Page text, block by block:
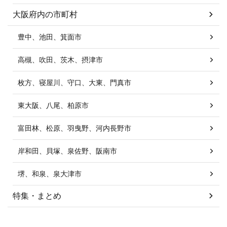
大阪府内の市町村
豊中、池田、箕面市
高槻、吹田、茨木、摂津市
枚方、寝屋川、守口、大東、門真市
東大阪、八尾、柏原市
富田林、松原、羽曳野、河内長野市
岸和田、貝塚、泉佐野、阪南市
堺、和泉、泉大津市
特集・まとめ